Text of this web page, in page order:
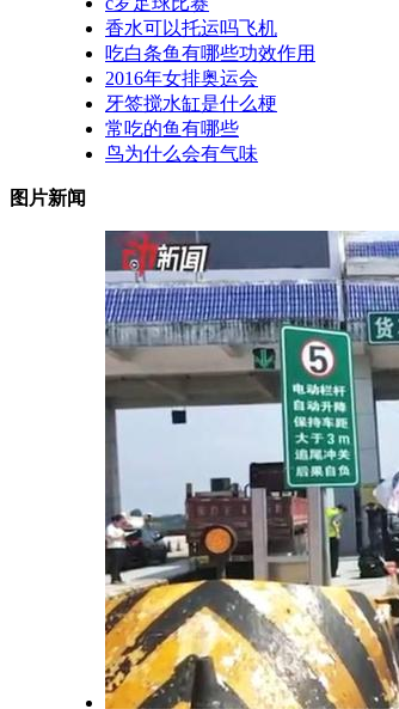
香水可以托运吗飞机
吃白条鱼有哪些功效作用
2016年女排奥运会
牙签搅水缸是什么梗
常吃的鱼有哪些
鸟为什么会有气味
图片新闻